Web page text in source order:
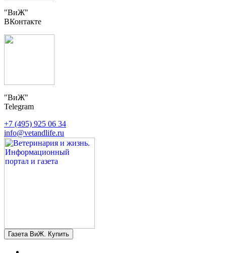
"ВиЖ"
ВКонтакте
"ВиЖ"
Telegram
+7 (495) 925 06 34
info@vetandlife.ru
Газета ВиЖ. Купить